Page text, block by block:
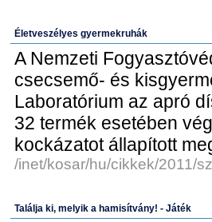
Életveszélyes gyermekruhák
A Nemzeti
csecsemő- és
Laboratórium az apró
32 termék esetében
kockázatot állapított
/inet/kosar/hu/cikkek/2011/
Találja ki, melyik a hamisítvány! - Játék